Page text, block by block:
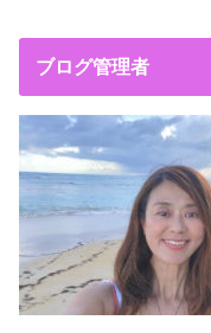
ブログ管理者